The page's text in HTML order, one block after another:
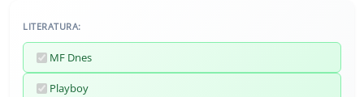
LITERATURA:
MF Dnes
Playboy